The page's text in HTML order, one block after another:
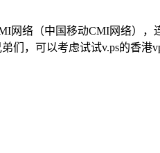
网络（中国移动CMI网络）
，可以考虑试试v.ps的香港